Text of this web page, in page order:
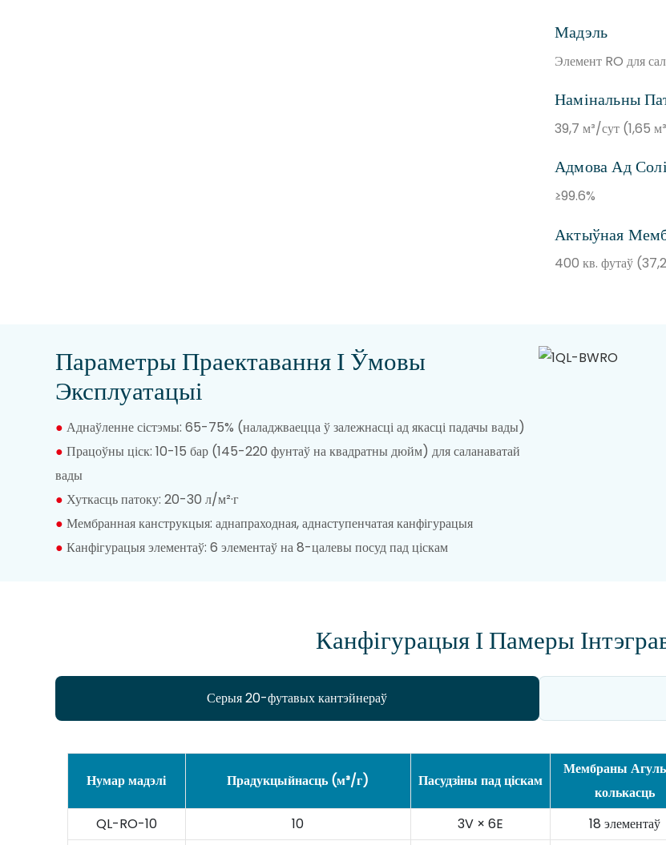
Мадэль
Элемент RO для
Намінальны
39,7 м³/сут (1,65
Адмова Ад Солі
≥99.6%
Актыўная
400 кв. футаў
Параметры Праектавання І Ўмовы
Эксплуатацыі
● Аднаўленне сістэмы: 65-75% (наладжваецца ў залежнасці ад якасці падачы вады)
● Працоўны ціск: 10-15 бар (145-220 фунтаў на квадратны дюйм) для саланаватай
вады
● Хуткасць патоку: 20-30 л/м²·г
● Мембранная канструкцыя: аднапраходная, аднаступенчатая канфігурацыя
● Канфігурацыя элементаў: 6 элементаў на 8-цалевы посуд пад ціскам
Канфігурацыя І Памеры
Серыя 20-футавых кантэйнераў
Нумар мадэлі Прадукцыйнасць (м³/г) Пасудзіны пад ціскам
Мембраны
колькасць
QL-RO-10 10 3V × 6E 18 элементаў